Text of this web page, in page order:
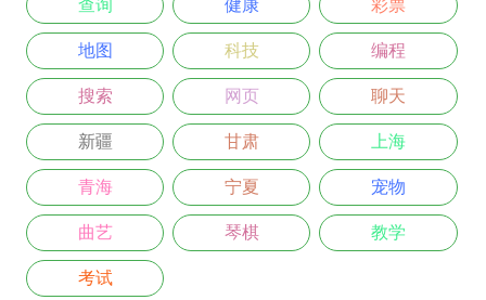
查询 健康 彩票
地图 科技 编程
搜索 网页 聊天
新疆 甘肃 上海
青海 宁夏 宠物
曲艺 琴棋 教学
考试